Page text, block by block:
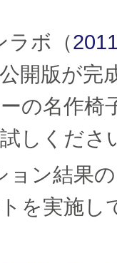
ラボ（
開版が完
の名作
しくださ
ョン結果
を実施